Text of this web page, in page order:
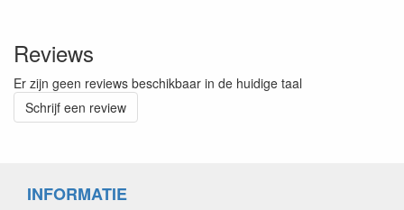
Reviews
Er zijn geen reviews beschikbaar in de huidige taal
Schrijf een review
INFORMATIE